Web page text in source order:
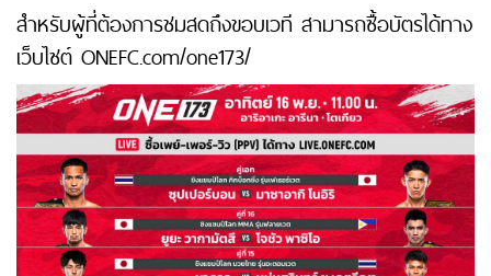
สำหรับผู้ที่ต้องการชมสดถึงขอบเวที สามารถซื้อบัตรได้ทาง
เว็บไซต์ ONEFC.com/one173/